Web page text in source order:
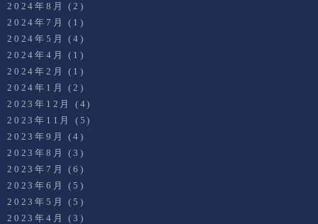
2024年8月
(2)
2024年7月
(1)
2024年5月
(4)
2024年4月
(1)
2024年2月
(1)
2024年1月
(2)
2023年12月
(4)
2023年11月
(5)
2023年9月
(4)
2023年8月
(3)
2023年7月
(6)
2023年6月
(5)
2023年5月
(5)
2023年4月
(3)